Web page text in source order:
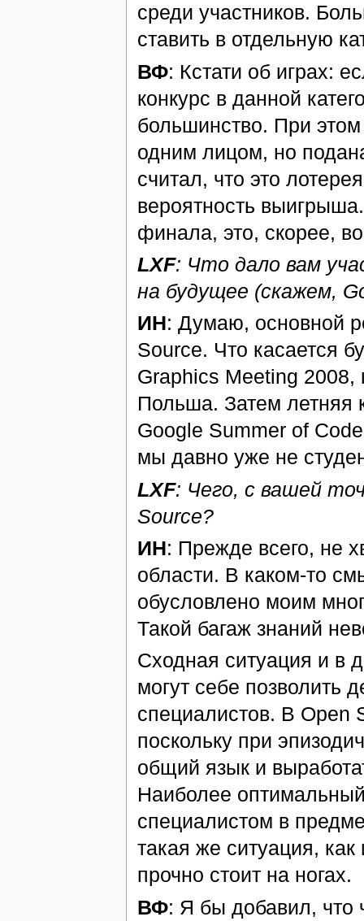
среди участников.
ставить в отдельную
ВФ: Кстати об играх:
конкурс в данной
большинство. При
одним лицом, но
считал, что это
вероятность
финала, это, скорее,
LXF: Что дало вам
на будущее (скажем,
ИН: Думаю, основной
Source. Что касается
Graphics Meeting 2008,
Польша. Затем летняя
Google Summer of
мы давно уже не
LXF: Чего, с вашей
Source?
ИН: Прежде всего, не
области. В каком-то
обусловлено моим
Такой багаж знаний
Сходная ситуация и в
могут себе позволить
специалистов. В Open
поскольку при
общий язык и
Наиболее
специалистом в
такая же ситуация, как
прочно стоит на ногах.
ВФ: Я бы добавил, что